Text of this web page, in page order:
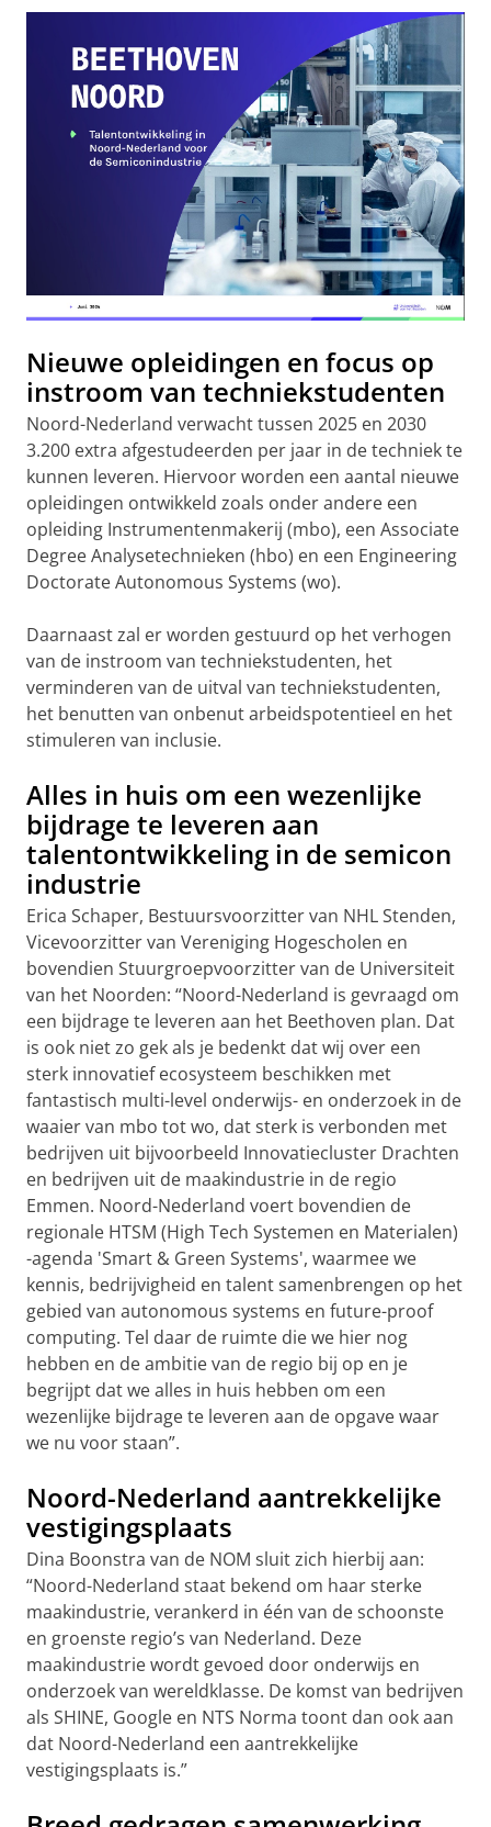
Nieuwe opleidingen en focus op
instroom van techniekstudenten
Noord-Nederland verwacht tussen 2025 en 2030
3.200 extra afgestudeerden per jaar in de techniek te
kunnen leveren. Hiervoor worden een aantal nieuwe
opleidingen ontwikkeld zoals onder andere een
opleiding Instrumentenmakerij (mbo), een Associate
Degree Analysetechnieken (hbo) en een Engineering
Doctorate Autonomous Systems (wo).
Daarnaast zal er worden gestuurd op het verhogen
van de instroom van techniekstudenten, het
verminderen van de uitval van techniekstudenten,
het benutten van onbenut arbeidspotentieel en het
stimuleren van inclusie.
Alles in huis om een wezenlijke
bijdrage te leveren aan
talentontwikkeling in de semicon
industrie
Erica Schaper, Bestuursvoorzitter van NHL Stenden,
Vicevoorzitter van Vereniging Hogescholen en
bovendien Stuurgroepvoorzitter van de Universiteit
van het Noorden: “Noord-Nederland is gevraagd om
een bijdrage te leveren aan het Beethoven plan. Dat
is ook niet zo gek als je bedenkt dat wij over een
sterk innovatief ecosysteem beschikken met
fantastisch multi-level onderwijs- en onderzoek in de
waaier van mbo tot wo, dat sterk is verbonden met
bedrijven uit bijvoorbeeld Innovatiecluster Drachten
en bedrijven uit de maakindustrie in de regio
Emmen. Noord-Nederland voert bovendien de
regionale HTSM (High Tech Systemen en Materialen)
-agenda 'Smart & Green Systems', waarmee we
kennis, bedrijvigheid en talent samenbrengen op het
gebied van autonomous systems en future-proof
computing. Tel daar de ruimte die we hier nog
hebben en de ambitie van de regio bij op en je
begrijpt dat we alles in huis hebben om een
wezenlijke bijdrage te leveren aan de opgave waar
we nu voor staan”.
Noord-Nederland aantrekkelijke
vestigingsplaats
Dina Boonstra van de NOM sluit zich hierbij aan:
“Noord-Nederland staat bekend om haar sterke
maakindustrie, verankerd in één van de schoonste
en groenste regio’s van Nederland. Deze
maakindustrie wordt gevoed door onderwijs en
onderzoek van wereldklasse. De komst van bedrijven
als SHINE, Google en NTS Norma toont dan ook aan
dat Noord-Nederland een aantrekkelijke
vestigingsplaats is.”